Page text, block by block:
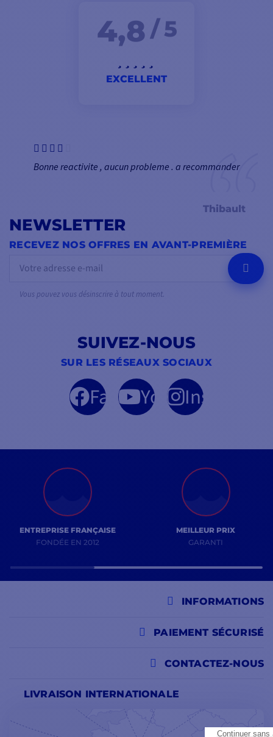
4,8 / 5
EXCELLENT
Bonne reactivite , aucun probleme . a recommander
Thibault
NEWSLETTER
RECEVEZ NOS OFFRES EN AVANT-PREMIÈRE
OK
Vous pouvez vous désinscrire à tout moment.
SUIVEZ-NOUS
SUR LES RÉSEAUX SOCIAUX
FacebookYouTubeInstagram
ENTREPRISE FRANÇAISE
FONDÉE EN 2012
MEILLEUR PRIX
GARANTI
INFORMATIONS
LIVRAISON INTERNATIONALE
CONTACTEZ-NOUS
PAIEMENT SÉCURISÉ